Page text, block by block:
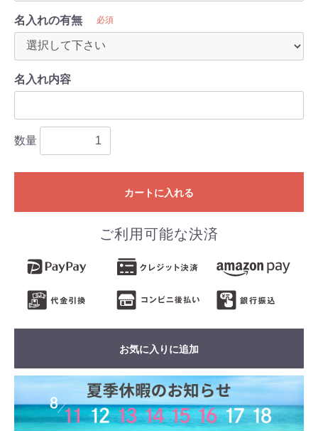
名入れの有無 必須
名入れ内容
数量
カートに入れる
ご利用可能な決済
お気に入りに追加